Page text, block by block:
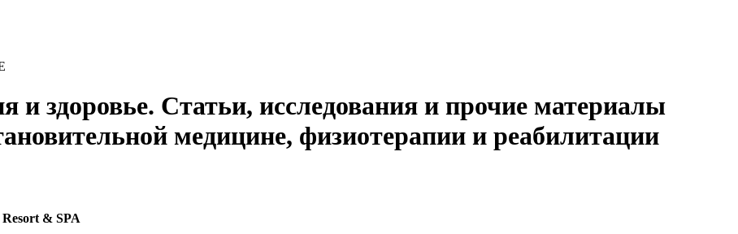
и здоровье. Статьи, исследования и прочие материалы
медицине, физиотерапии и реабилитации
& SPA